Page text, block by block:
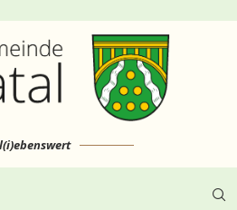
l(i)ebenswert